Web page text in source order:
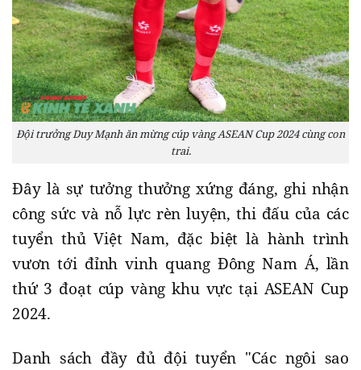
Đội trưởng Duy Mạnh ăn mừng cúp vàng ASEAN Cup 2024 cùng con
trai.
Đây là sự tưởng thưởng xứng đáng, ghi nhận
công sức và nỗ lực rèn luyện, thi đấu của các
tuyển thủ Việt Nam, đặc biệt là hành trình
vươn tới đỉnh vinh quang Đông Nam Á, lần
thứ 3 đoạt cúp vàng khu vực tại ASEAN Cup
2024.
Danh sách đầy đủ đội tuyển "Các ngôi sao